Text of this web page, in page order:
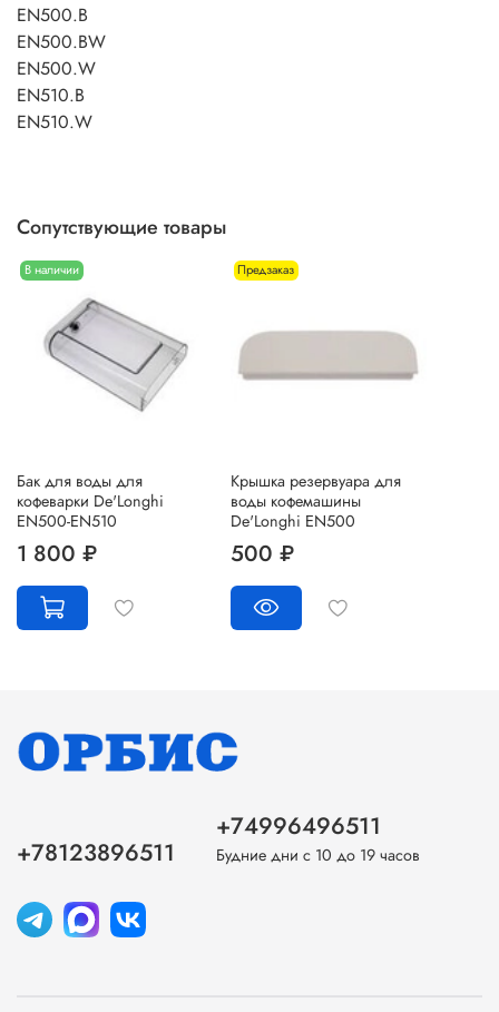
EN500.B
EN500.BW
EN500.W
EN510.B
EN510.W
Сопутствующие товары
В наличии
Бак для воды для
кофеварки De'Longhi
EN500-EN510
1 800 ₽
Предзаказ
Крышка резервуара для
воды кофемашины
De'Longhi EN500
500 ₽
+78123896511
+74996496511
Будние дни с 10 до 19 часов